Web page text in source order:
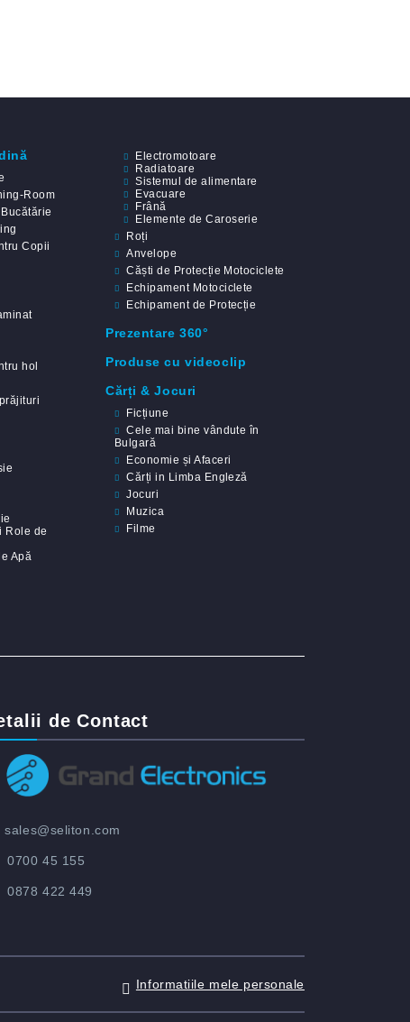
Room
Copii
hol
Role de
Apă
Electromotoare
Radiatoare
Sistemul de alimentare
Evacuare
Frână
Elemente de Caroserie
Roți
Anvelope
Căști de Protecție Motociclete
Echipament Motociclete
Echipament de Protecție
Prezentare 360°
Produse cu videoclip
Cărți & Jocuri
Ficțiune
Cele mai bine vândute în
Bulgară
Economie și Afaceri
Cărți in Limba Engleză
Jocuri
Muzica
Filme
de Contact
sales@seliton.com
0700 45 155
0878 422 449
Informatiile mele personale